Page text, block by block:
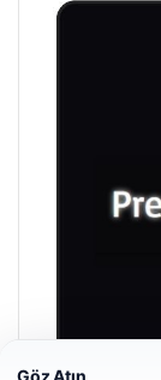
Göz Atın